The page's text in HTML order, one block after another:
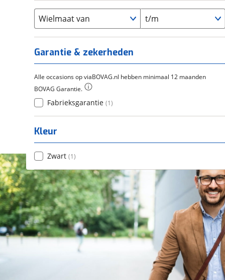
Overig ( 0)
Scandium
Staal (0 )
Tica
Wielmaat van t/m
Garantie & zekerheden
Alle occasions op viaBOVAG.nl hebben minimaal 12 maanden
BOVAG Garantie.
Fabrieksgarantie (1)
Kleur
Zwart (1)